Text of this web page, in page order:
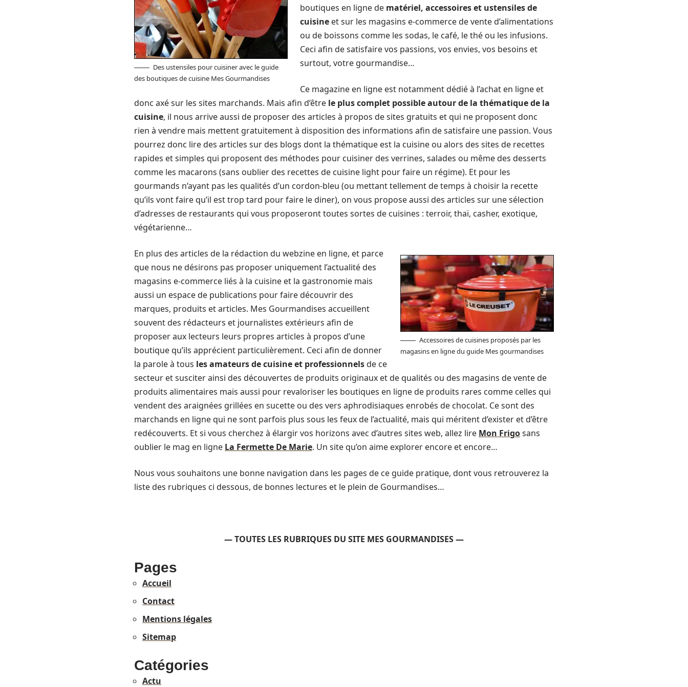
Des ustensiles pour cuisiner avec le guide
des boutiques de cuisine Mes Gourmandises
boutiques en ligne de matériel, accessoires et ustensiles de
cuisine et sur les magasins e-commerce de vente d’alimentations
ou de boissons comme les sodas, le café, le thé ou les infusions.
Ceci afin de satisfaire vos passions, vos envies, vos besoins et
surtout, votre gourmandise…
Ce magazine en ligne est notamment dédié à l’achat en ligne et
donc axé sur les sites marchands. Mais afin d’être le plus complet possible autour de la thématique de la
cuisine, il nous arrive aussi de proposer des articles à propos de sites gratuits et qui ne proposent donc
rien à vendre mais mettent gratuitement à disposition des informations afin de satisfaire une passion. Vous
pourrez donc lire des articles sur des blogs dont la thématique est la cuisine ou alors des sites de recettes
rapides et simples qui proposent des méthodes pour cuisiner des verrines, salades ou même des desserts
comme les macarons (sans oublier des recettes de cuisine light pour faire un régime). Et pour les
gourmands n’ayant pas les qualités d’un cordon-bleu (ou mettant tellement de temps à choisir la recette
qu’ils vont faire qu’il est trop tard pour faire le diner), on vous propose aussi des articles sur une sélection
d’adresses de restaurants qui vous proposeront toutes sortes de cuisines : terroir, thaï, casher, exotique,
végétarienne…
Accessoires de cuisines proposés par les
magasins en ligne du guide Mes gourmandises
En plus des articles de la rédaction du webzine en ligne, et parce
que nous ne désirons pas proposer uniquement l’actualité des
magasins e-commerce liés à la cuisine et la gastronomie mais
aussi un espace de publications pour faire découvrir des
marques, produits et articles. Mes Gourmandises accueillent
souvent des rédacteurs et journalistes extérieurs afin de
proposer aux lecteurs leurs propres articles à propos d’une
boutique qu’ils apprécient particulièrement. Ceci afin de donner
la parole à tous les amateurs de cuisine et professionnelsde ce
secteur et susciter ainsi des découvertes de produits originaux et de qualités ou des magasins de vente de
produits alimentaires mais aussi pour revaloriser les boutiques en ligne de produits rares comme celles qui
vendent des araignées grillées en sucette ou des vers aphrodisiaques enrobés de chocolat. Ce sont des
marchands en ligne qui ne sont parfois plus sous les feux de l’actualité, mais qui méritent d’exister et d’être
redécouverts. Et si vous cherchez à élargir vos horizons avec d’autres sites web, allez lire Mon Frigosans
oublier le mag en ligne La Fermette De Marie. Un site qu’on aime explorer encore et encore…
Nous vous souhaitons une bonne navigation dans les pages de ce guide pratique, dont vous retrouverez la
liste des rubriques ci dessous, de bonnes lectures et le plein de Gourmandises…
— TOUTES LES RUBRIQUES DU SITE MES GOURMANDISES —
Pages
Accueil
Contact
Mentions légales
Sitemap
Catégories
Actu